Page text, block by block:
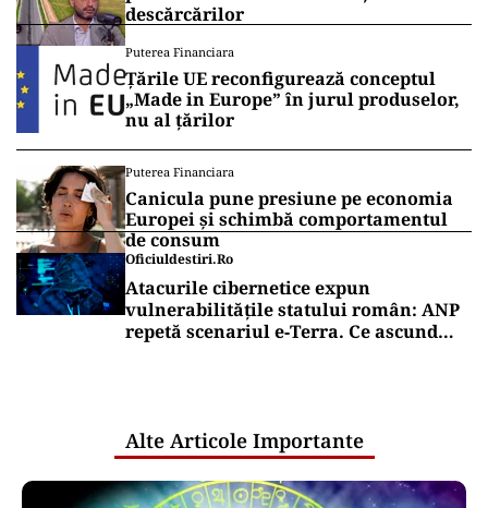
descărcărilor
Puterea Financiara
Țările UE reconfigurează conceptul
„Made in Europe” în jurul produselor,
nu al țărilor
Puterea Financiara
Canicula pune presiune pe economia
Europei și schimbă comportamentul
de consum
Oficiuldestiri.ro
Atacurile cibernetice expun
vulnerabilitățile statului român: ANP
repetă scenariul e‑Terra. Ce ascund
Alte Articole Importante